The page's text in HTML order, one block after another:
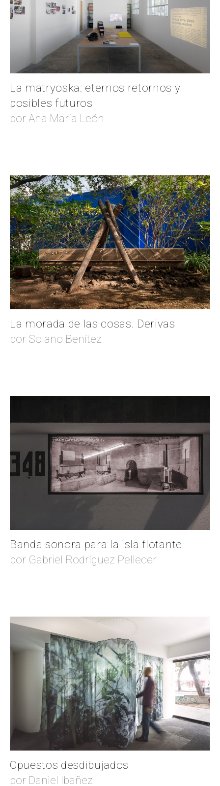
La matryoska: eternos retornos y
posibles futuros
por Ana María León
La morada de las cosas. Derivas
por Solano Benítez
Banda sonora para la isla flotante
por Gabriel Rodríguez Pellecer
Opuestos desdibujados
por Daniel Ibañez